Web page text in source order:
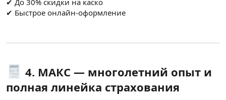
✔ Быстрое онлайн-оформление
4. МАКС — многолетний опыт и
полная линейка страхования